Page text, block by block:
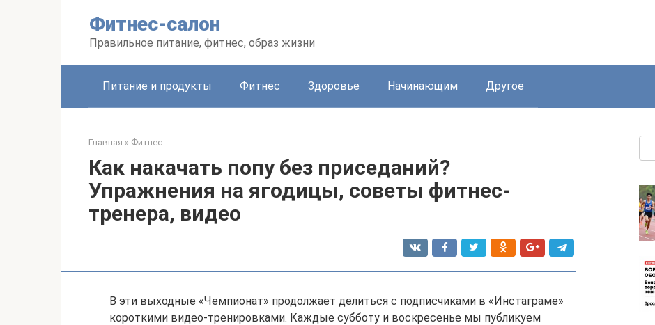
Фитнес-салон
Правильное питание, фитнес, образ жизни
Питание и продукты Фитнес Здоровье Начинающим Другое
Главная » Фитнес
Как накачать попу без приседаний?
Упражнения на ягодицы, советы фитнес-
тренера, видео
В эти выходные «Чемпионат» продолжает делиться с подписчиками в «Инстаграме»
короткими видео-тренировками. Каждые субботу и воскресенье мы публикуем